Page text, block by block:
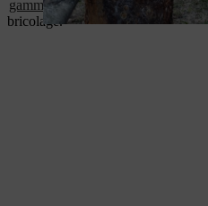
gamme de tronçonneuses compactes
bricolage.